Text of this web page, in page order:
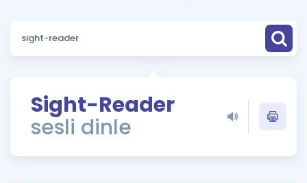
ÖSYM Sınav Takvimi
Kampanyalar
Sight-Reader
sesli dinle